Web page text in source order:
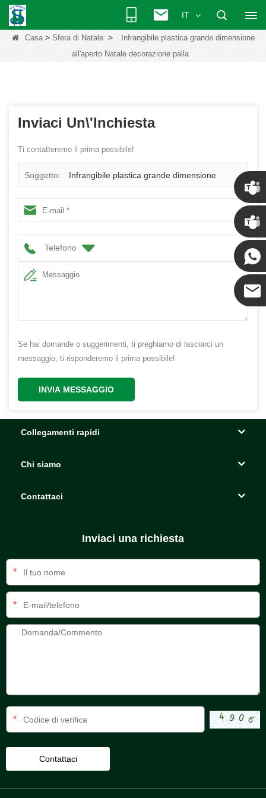
IT
Casa> Sfera di Natale>
Infrangibile plastica grande dimensione
all'aperto Natale decorazione palla
Inviaci Un\'inchiesta
Ti contatteremo il prima possibile!
Soggetto: Infrangibile plastica grande dimensione
all'aperto Natale decorazione palla
Telefono
Se hai domande o suggerimenti, ti preghiamo di lasciarci un
messaggio, ti risponderemo il prima possibile!
INVIA MESSAGGIO
Collegamenti rapidi
Chi siamo
Contattaci
Inviaci una richiesta
*
*
*
Chris
Kenny
Coco